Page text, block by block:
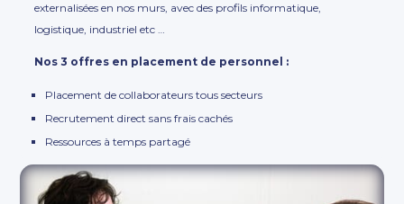
externalisées en nos murs, avec des profils informatique,
logistique, industriel etc …
Nos 3 offres en placement de personnel :
Placement de collaborateurs tous secteurs
Recrutement direct sans frais cachés
Ressources à temps partagé